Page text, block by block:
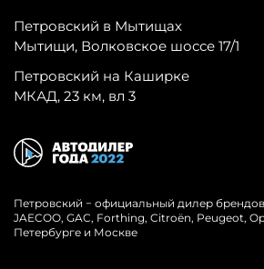
Петровский в Мытищах
Мытищи, Волковское шоссе 17/1
Петровский на Каширке
МКАД, 23 км, вл 3
Петровский − официальный дилер
JAECOO, GAC, Forthing, Citroёn, Peugeot,
Петербурге и Москве